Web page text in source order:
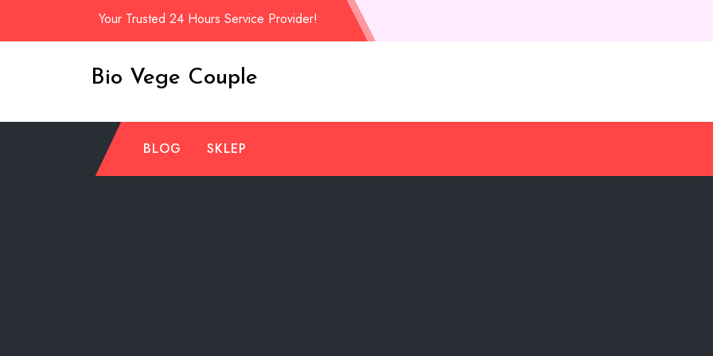
Your Trusted 24 Hours Service Provider!
Bio Vege Couple
BLOG SKLEP